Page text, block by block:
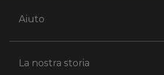
Aiuto
La nostra storia